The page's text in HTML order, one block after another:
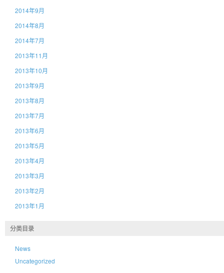
2014年9月
2014年8月
2014年7月
2013年11月
2013年10月
2013年9月
2013年8月
2013年7月
2013年6月
2013年5月
2013年4月
2013年3月
2013年2月
2013年1月
分类目录
News
Uncategorized